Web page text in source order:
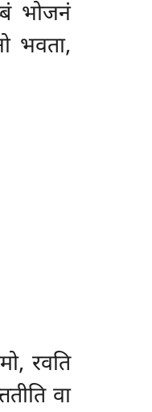
भोजनं
भवता,
रवति
वा